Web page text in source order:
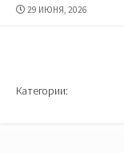
ДАТА
29 ИЮНЯ, 2026
Категории: